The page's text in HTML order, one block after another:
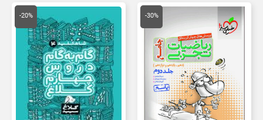
-30%
قیمت
100,000 تومان
بود.
قیمت
فعلی
70,000 تومان
-20%
قیمت
اصلی
59,000 تومان
بود.
قیمت
فعلی
است.